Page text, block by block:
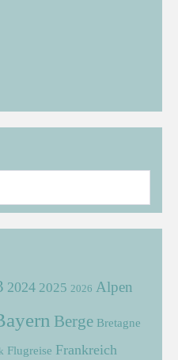
2024 2025 2026 Alpen
Berge Bretagne
Flugreise Frankreich